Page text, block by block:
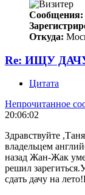
Сообщения:
Откуда:
Re: ИЩУ
Цитата
Непрочитанное
20:06:02
Здравствуйте
владельцем
назад Жан-Жак
решил
сдать дачу на